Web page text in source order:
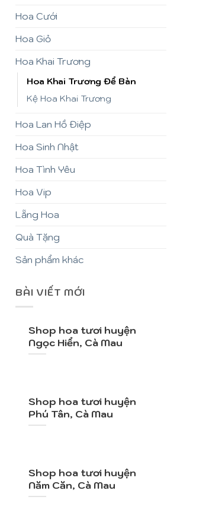
Hoa Cưới
Hoa Giỏ
Hoa Khai Trương
Hoa Khai Trương Để Bàn
Kệ Hoa Khai Trương
Hoa Lan Hồ Điệp
Hoa Sinh Nhật
Hoa Tình Yêu
Hoa Vip
Lẵng Hoa
Quà Tặng
Sản phẩm khác
BÀI VIẾT MỚI
Shop hoa tươi huyện
Ngọc Hiển, Cà Mau
Shop hoa tươi huyện
Phú Tân, Cà Mau
Shop hoa tươi huyện
Năm Căn, Cà Mau